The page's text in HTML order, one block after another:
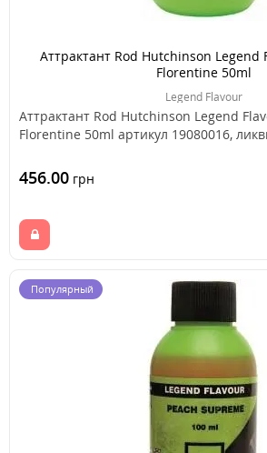
Аттрактант Rod Hutchinson
Florentine 50ml
Legend Flavour
Аттрактант Rod Hutchinson Legend
Florentine 50ml артикул 19080016,
456.00 грн
Популярный